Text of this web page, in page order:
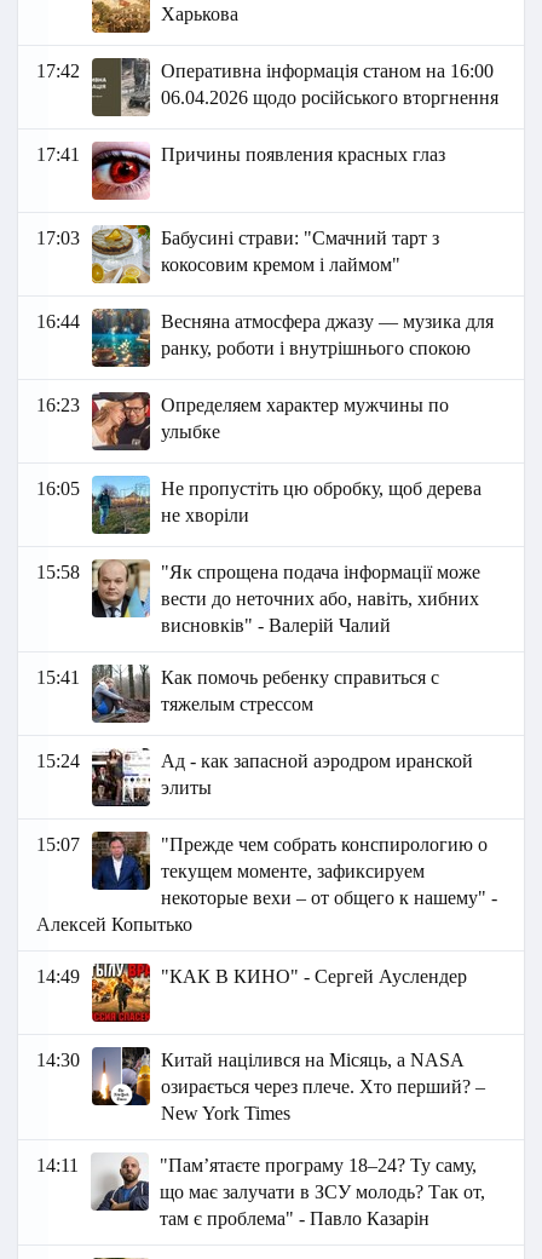
Харькова
17:42
Оперативна інформація станом на 16:00
06.04.2026 щодо російського вторгнення
17:41 Причины появления красных глаз
17:03
Бабусині страви: "Смачний тарт з
кокосовим кремом і лаймом"
16:44
Весняна атмосфера джазу — музика для
ранку, роботи і внутрішнього спокою
16:23
Определяем характер мужчины по
улыбке
16:05
Не пропустіть цю обробку, щоб дерева
не хворіли
15:58
"Як спрощена подача інформації може
вести до неточних або, навіть, хибних
висновків" - Валерій Чалий
15:41
Как помочь ребенку справиться с
тяжелым стрессом
15:24
Ад - как запасной аэродром иранской
элиты
15:07
"Прежде чем собрать конспирологию о
текущем моменте, зафиксируем
некоторые вехи – от общего к нашему" -
Алексей Копытько
14:49 "КАК В КИНО" - Сергей Ауслендер
14:30
Китай націлився на Місяць, а NASA
озирається через плече. Хто перший? –
New York Times
14:11
"Пам’ятаєте програму 18–24? Ту саму,
що має залучати в ЗСУ молодь? Так от,
там є проблема" - Павло Казарін